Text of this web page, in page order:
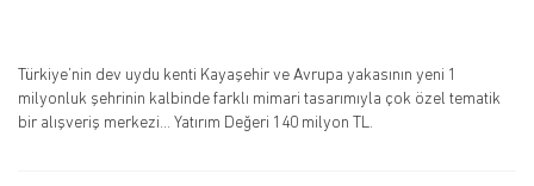
Türkiye’nin dev uydu kenti Kayaşehir ve Avrupa yakasının yeni 1
milyonluk şehrinin kalbinde farklı mimari tasarımıyla çok özel tematik
bir alışveriş merkezi… Yatırım Değeri 140 milyon TL.